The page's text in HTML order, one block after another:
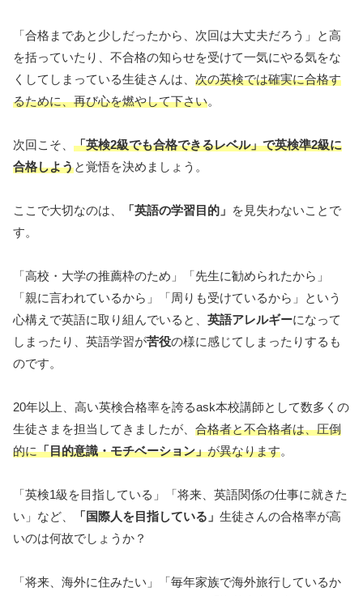
「合格まであと少しだったから、次回は大丈夫だろう」と高
を括っていたり、不合格の知らせを受けて一気にやる気をな
くしてしまっている生徒さんは、 次の英検では確実に合格す
るために、再び心を燃やして下さい。
次回こそ、 「英検2級でも合格できるレベル」で英検準2級に
合格しようと覚悟を決めましょう。
ここで大切なのは、 「英語の学習目的」 を見失わないことで
す。
「高校・大学の推薦枠のため」「先生に勧められたから」
「親に言われているから」「周りも受けているから」という
心構えで英語に取り組んでいると、 英語アレルギーになって
しまったり、英語学習が苦役の様に感じてしまったりするも
のです。
20年以上、高い英検合格率を誇るask本校講師として数多くの
生徒さまを担当してきましたが、 合格者と不合格者は、圧倒
的に「目的意識・モチベーション」が異なります。
「英検1級を目指している」「将来、英語関係の仕事に就きた
い」など、
「国際人を目指している」 生徒さんの合格率が高
いのは何故でしょうか？
「将来、海外に住みたい」「毎年家族で海外旅行しているか